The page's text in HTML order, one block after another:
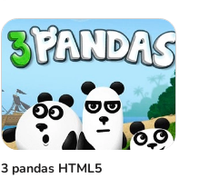
3 pandas HTML5